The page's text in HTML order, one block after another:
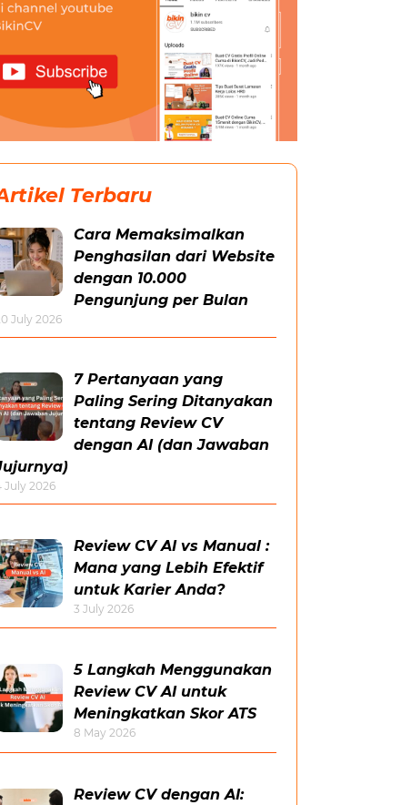
Terbaru
Cara Memaksimalkan
Penghasilan dari Website
dengan 10.000
Pengunjung per Bulan
July 2026
7 Pertanyaan yang
Paling Sering Ditanyakan
tentang Review CV
dengan AI (dan Jawaban
July 2026
Review CV AI vs Manual :
Mana yang Lebih Efektif
untuk Karier Anda?
3 July 2026
5 Langkah Menggunakan
Review CV AI untuk
Meningkatkan Skor ATS
8 May 2026
Review CV dengan AI: